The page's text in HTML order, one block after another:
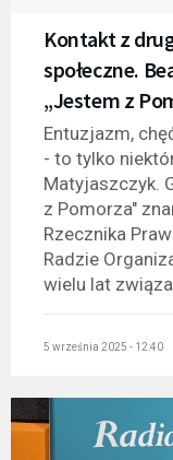
Kontakt z
społeczne.
„Jestem z
Entuzjazm,
- to tylko
Matyjaszczyk.
z Pomorza"
Rzecznika
Radzie
wielu lat
5 września 2025 - 12:40